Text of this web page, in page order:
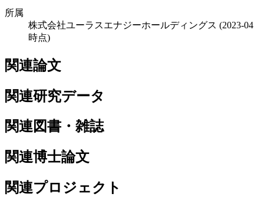
所属
株式会社ユーラスエナジーホールディングス (2023-04
時点)
関連論文
関連研究データ
関連図書・雑誌
関連博士論文
関連プロジェクト